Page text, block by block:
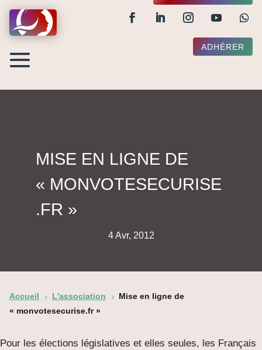
ADHÉRER
MISE EN LIGNE DE
« MONVOTESECURISE
.FR »
4 Avr, 2012
Accueil 5 L'association 5
Mise en ligne de
« monvotesecurise.fr »
Pour les élections législatives et elles seules, les Français